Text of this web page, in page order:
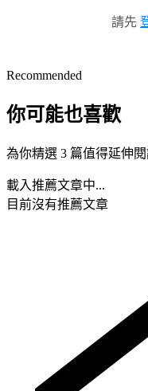
請先
Recommended
你可能也喜歡
為你精選 3 篇值得延伸
載入推薦文章中...
目前沒有推薦文章